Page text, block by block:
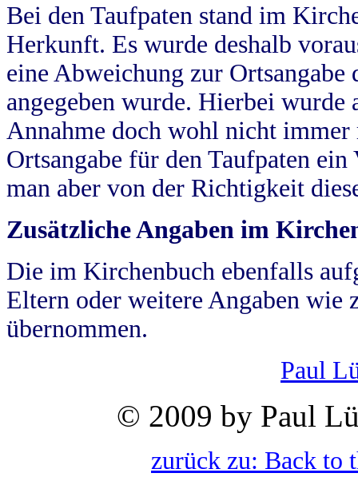
Bei den Taufpaten stand im
Herkunft. Es wurde deshalb
eine Abweichung zur
angegeben wurde. Hierbei wurde
Annahme doch wohl nicht
Ortsangabe für den Taufpaten
man aber von der Richtigkeit
Zusätzliche Angaben im
Die im Kirchenbuch ebenfalls
Eltern oder weitere Angaben wie
übernommen.
Paul
© 2009 by Paul
zurück zu: Back to